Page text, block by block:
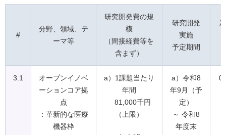
#
分野、領域、テ
ーマ等
研究開発費の規
模
（間接経費等を
含まず）
研究開発
実施
予定期間
3.1
オープンイノベ
ーションコア拠
点
：革新的な医療
機器枠
a）1課題当たり
年間
81,000千円
（上限）
a）令和8
年9月（予
定）
～ 令和8
年度末
0